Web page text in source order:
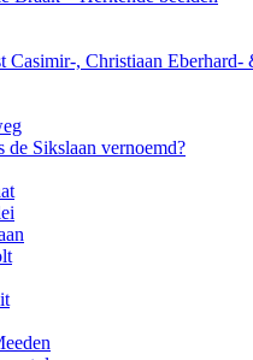
Casimir-, Christiaan Eberhard-
Sikslaan vernoemd?